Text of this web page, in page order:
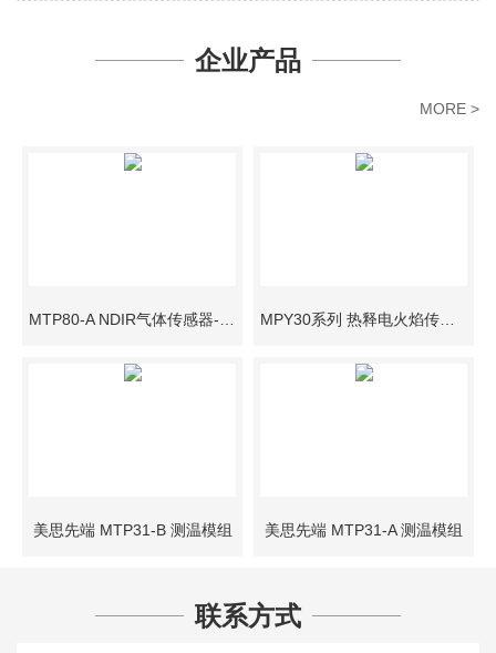
企业产品
MORE >
美思先端 MTP31-B 测温模组 美思先端 MTP31-A 测温模组
联系方式